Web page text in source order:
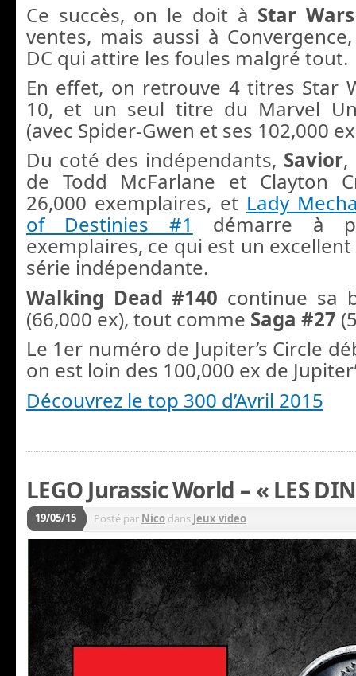
Ce succès, on le doit à Star Wars
ventes, mais aussi à
DC qui attire les foules malgré tout.
En effet, on retrouve 4 titres Star
10, et un seul titre du Marvel
(avec Spider-Gwen et ses 102,000
Du coté des indépendants, Savior,
de Todd McFarlane et Clayton
26,000 exemplaires, et Lady
of Destinies #1
démarre à
exemplaires, ce qui est un
série indépendante.
Walking Dead #140 continue sa
(66,000 ex), tout comme Saga #27
Le 1er numéro de Jupiter’s Circle
on est loin des 100,000 ex de
Découvrez le top 300 d’Avril 2015
LEGO Jurassic World – « LES
19/05/15 Posté par Nico dans Jeux video